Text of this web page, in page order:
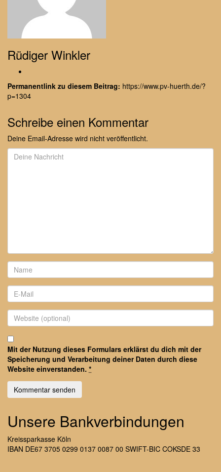
Rüdiger Winkler
Permanentlink zu diesem Beitrag: https://www.pv-huerth.de/?
p=1304
Schreibe einen Kommentar
Deine Email-Adresse wird nicht veröffentlicht.
Mit der Nutzung dieses Formulars erklärst du dich mit der
Speicherung und Verarbeitung deiner Daten durch diese
Website einverstanden. *
Unsere Bankverbindungen
Kreissparkasse Köln
IBAN DE67 3705 0299 0137 0087 00 SWIFT-BIC COKSDE 33